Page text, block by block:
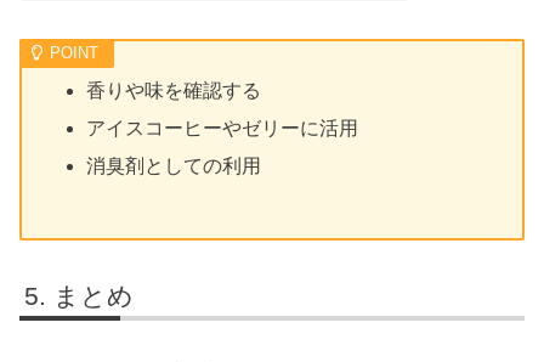
香りや味を確認する
アイスコーヒーやゼリーに活用
消臭剤としての利用
まとめ